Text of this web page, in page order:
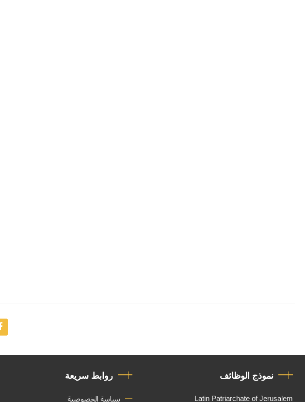
نموذج الوظائف
Latin Patriarchate of Jerusalem
روابط سريعة
سياسة الخصوصية